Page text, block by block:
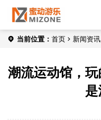
当前位置： 首页 新闻资讯
潮流运动馆，
是